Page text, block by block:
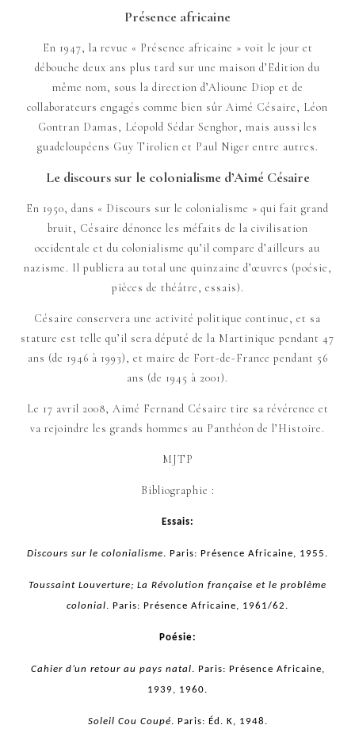
Présence africaine
En 1947, la revue « Présence africaine » voit le jour et
débouche deux ans plus tard sur une maison d’Edition du
même nom, sous la direction d’Alioune Diop et de
collaborateurs engagés comme bien sûr Aimé Césaire, Léon
Gontran Damas, Léopold Sédar Senghor, mais aussi les
guadeloupéens Guy Tirolien et Paul Niger entre autres.
Le discours sur le colonialisme d’Aimé Césaire
En 1950, dans « Discours sur le colonialisme » qui fait grand
bruit, Césaire dénonce les méfaits de la civilisation
occidentale et du colonialisme qu’il compare d’ailleurs au
nazisme. Il publiera au total une quinzaine d’œuvres (poésie,
pièces de théâtre, essais).
Césaire conservera une activité politique continue, et sa
stature est telle qu’il sera député de la Martinique pendant 47
ans (de 1946 à 1993), et maire de Fort-de-France pendant 56
ans (de 1945 à 2001).
Le 17 avril 2008, Aimé Fernand Césaire tire sa révérence et
va rejoindre les grands hommes au Panthéon de l’Histoire.
MJTP
Bibliographie :
Essais:
Discours sur le colonialisme. Paris: Présence Africaine, 1955.
Toussaint Louverture; La Révolution française et le problème
colonial. Paris: Présence Africaine, 1961/62.
Poésie:
Cahier d’un retour au pays natal. Paris: Présence Africaine,
1939, 1960.
Soleil Cou Coupé. Paris: Éd. K, 1948.